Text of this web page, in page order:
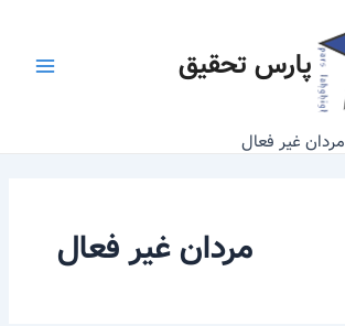
پارس تحقیق
مردان غیر فعال
مردان غیر فعال